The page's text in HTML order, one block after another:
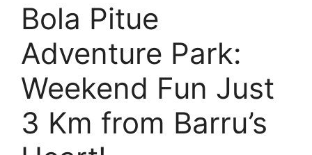
Bola Pitue
Adventure Park:
Weekend Fun Just
3 Km from Barru’s